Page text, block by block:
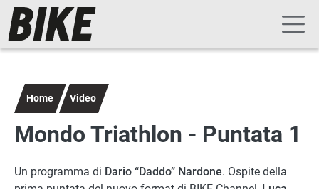
Salta al contenuto principale
Navigazione principale
Home Video
Mondo Triathlon - Puntata 1
Un programma di Dario “Daddo” Nardone. Ospite della